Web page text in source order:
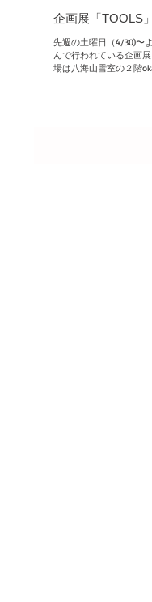
企画展「TOOLS
先週の土曜日（4/30)〜
んで行われている企画展
場は八海山雪室の２階